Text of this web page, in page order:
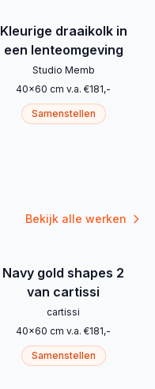
Kleurige draaikolk in
een lenteomgeving
Studio Memb
40x60 cm v.a. €181,-
Samenstellen
Bekijk alle werken
Navy gold shapes 2
van cartissi
cartissi
40x60 cm v.a. €181,-
Samenstellen